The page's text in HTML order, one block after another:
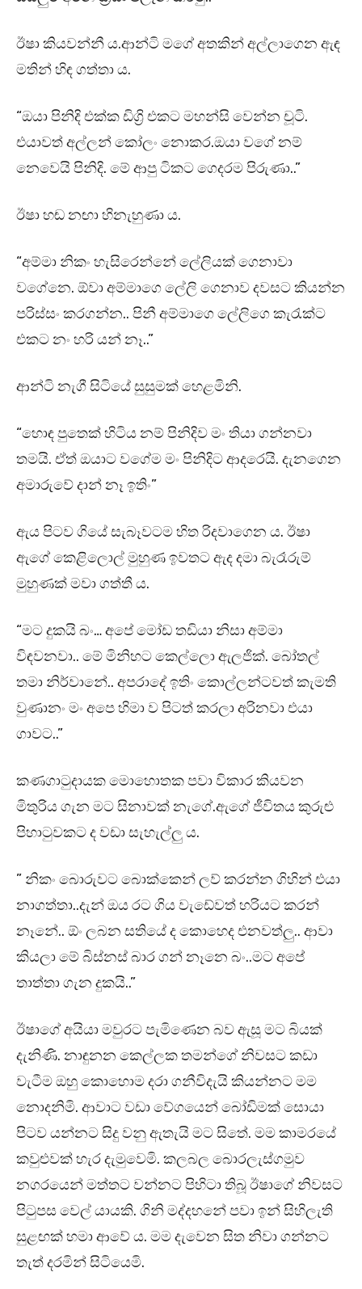
ඊෂා කියවන්නී ය.ආන්ටි මගේ අතකින් අල්ලාගෙන ඇඳ
මතින් හිඳ ගත්තා ය.
“ඔයා පිනිදි එක්ක ඩිග්‍රි එකට මහන්සි වෙන්න චූටි.
එයාවත් අල්ලන් කෝලං නොකර.ඔයා වගේ නම්
නෙවෙයි පිනිදි. මේ ආපු ටිකට ගෙදරම පිරුණා..”
ඊෂා හඬ නඟා හිනැහුණා ය.
“අම්මා නිකං හැසිරෙන්නේ ලේලියක් ගෙනාවා
වගේනෙ. ඕවා අම්මාගෙ ලේලි ගෙනාව දවසට කියන්න
පරිස්සං කරගන්න.. පිනී අම්මාගෙ ලේලිගෙ කැරැක්ට
එකට නං හරි යන් නෑ..”
ආන්ටි නැගී සිටියේ සුසුමක් හෙළමිනි.
“හොඳ පුතෙක් හිටිය නම් පිනිදිව මං තියා ගන්නවා
තමයි. ඒත් ඔයාට වගේම මං පිනිදිට ආදරෙයි. දැනගෙන
අමාරුවේ දාන් නෑ ඉතිං”
ඇය පිටව ගියේ සැබෑවටම හිත රිදවාගෙන ය. ඊෂා
ඇගේ කෙළිලොල් මුහුණ ඉවතට ඇද දමා බැරෑරුම්
මුහුණක් මවා ගත්තී ය.
“මට දුකයි බං… අපේ මෝඩ තඩියා නිසා අම්මා
විඳවනවා.. මේ මිනිහට කෙල්ලො ඇලජික්. බෝතල්
තමා නිර්වානේ.. අපරාදේ ඉතිං කොල්ලන්ටවත් කැමති
වුණානං මං අපෙ හිමා ව පිටත් කරලා අරිනවා එයා
ගාවට..”
කණගාටුදායක මොහොතක පවා විකාර කියවන
මිතුරිය ගැන මට සිනාවක් නැගේ.ඇගේ ජීවිතය කුරුළු
පිහාටුවකට ද වඩා සැහැල්ලු ය.
” නිකං බොරුවට බොක්කෙන් ලව් කරන්න ගිහින් එයා
නාගත්තා..දැන් ඔය රට ගිය වැඩේවත් හරියට කරන්
නෑනේ.. ඕං ලබන සතියේ ද කොහෙද එනවත්ලු.. ආවා
කියලා මේ බිස්නස් බාර ගන් නෑනෙ බං..මට අපේ
තාත්තා ගැන දුකයි..”
ඊෂාගේ අයියා මවුරට පැමිණෙන බව ඇසූ මට බියක්
දැනිණි. නාඳුනන කෙල්ලක තමන්ගේ නිවසට කඩා
වැටීම ඔහු කොහොම දරා ගනීවිදැයි කියන්නට මම
නොදනිමි. ආවාට වඩා වේගයෙන් බෝඩිමක් සොයා
පිටව යන්නට සිදු වනු ඇතැයි මට සිතේ. මම කාමරයේ
කවුළුවක් හැර දැමුවෙමි. කලබල බොරලැස්ගමුව
නගරයෙන් මත්තට වන්නට පිහිටා තිබූ ඊෂාගේ නිවසට
පිටුපස වෙල් යායකි. ගිනි මද්දහනේ පවා ඉන් සිහිලැති
සුළඟක් හමා ආවේ ය. මම දැවෙන සිත නිවා ගන්නට
තැත් දරමින් සිටියෙමි.